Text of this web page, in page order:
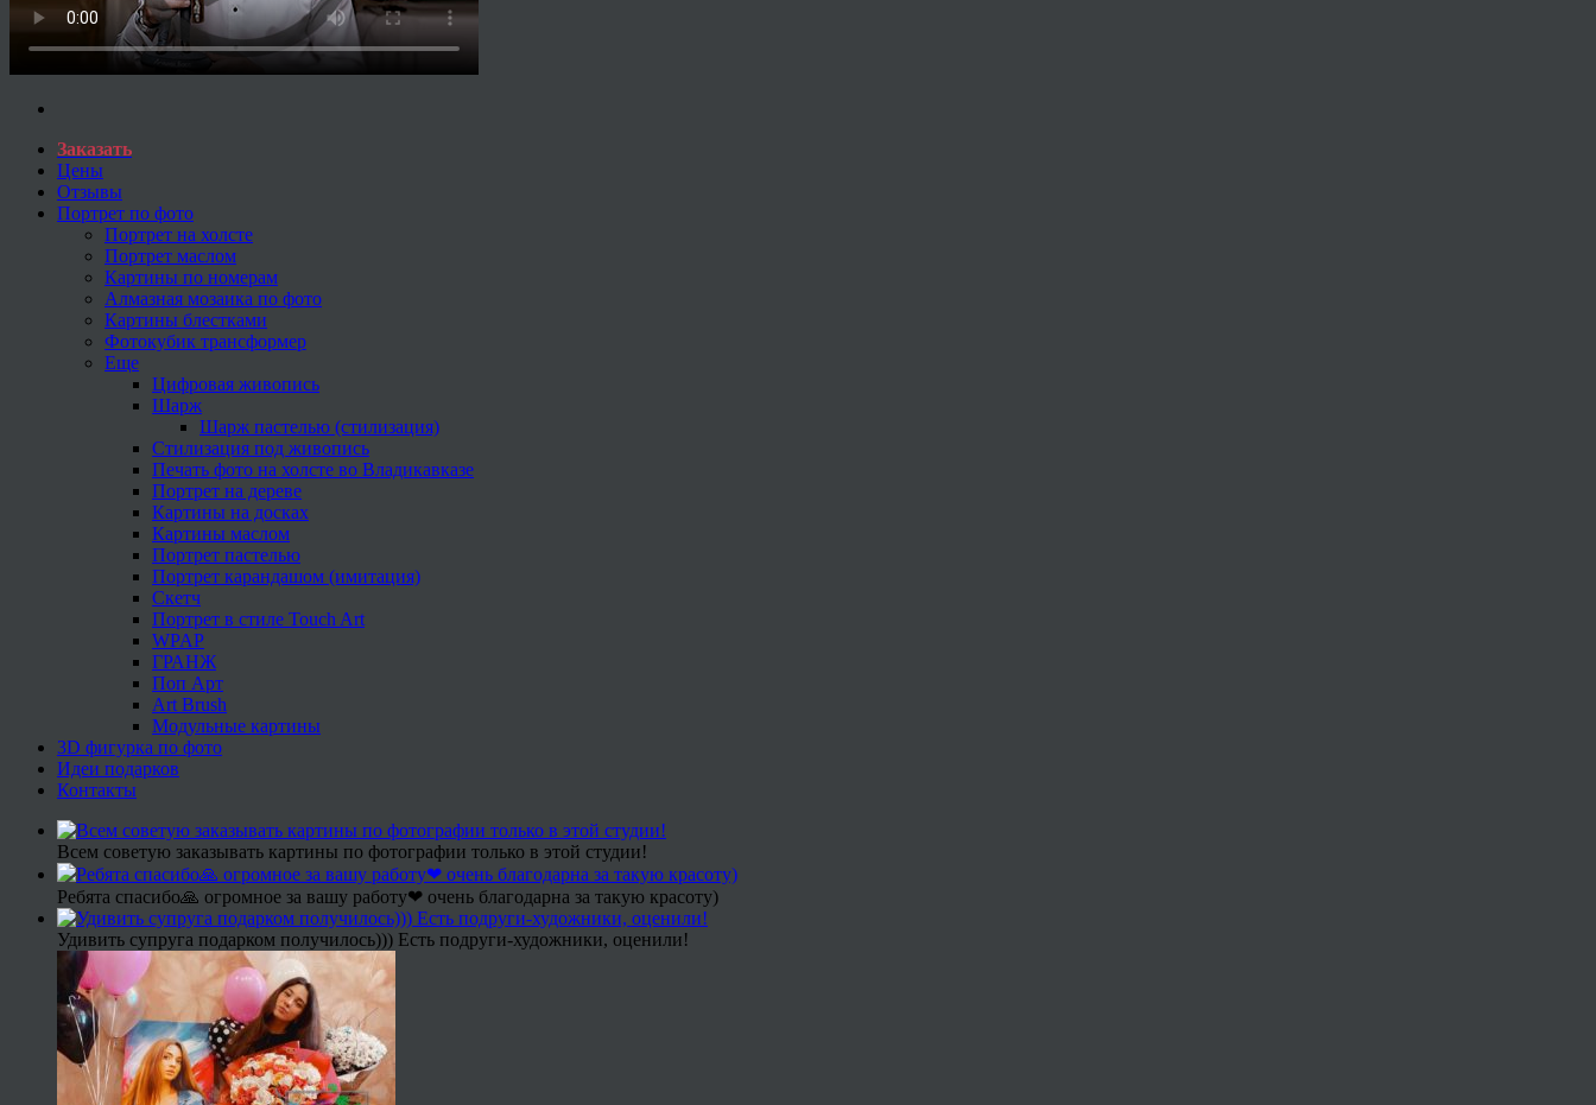
Заказать
Цены
Отзывы
Портрет по фото
Портрет на холсте
Портрет маслом
Картины по номерам
Алмазная мозаика по фото
Картины блестками
Фотокубик трансформер
Еще
Цифровая живопись
Шарж
Шарж пастелью (стилизация)
Стилизация под живопись
Печать фото на холсте во Владикавказе
Портрет на дереве
Картины на досках
Картины маслом
Портрет пастелью
Портрет карандашом (имитация)
Скетч
Портрет в стиле Touch Art
WPAP
ГРАНЖ
Поп Арт
Art Brush
Модульные картины
3D фигурка по фото
Идеи подарков
Контакты
Всем советую заказывать картины по фотографии только в этой студии!
Ребята спасибо🙏 огромное за вашу работу❤ очень благодарна за такую красоту)
Удивить супруга подарком получилось))) Есть подруги-художники, оценили!